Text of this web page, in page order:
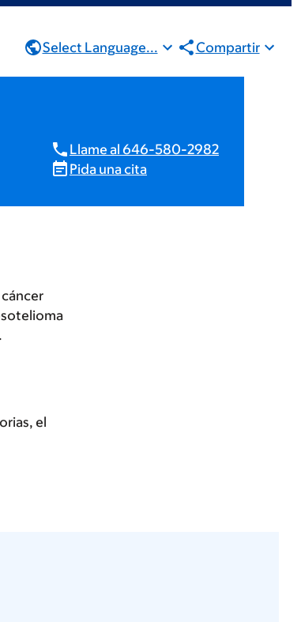
Select Language... Compartir
Llame al 646-580-2982
Pida una cita
el